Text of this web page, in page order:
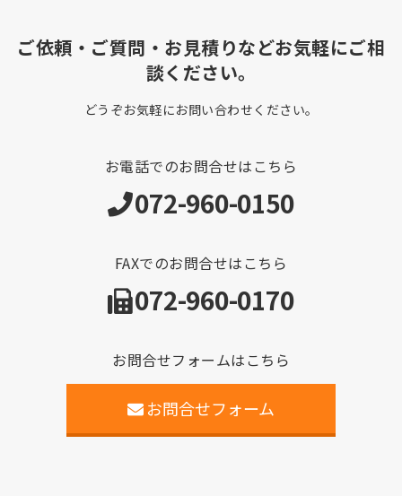
ご依頼・ご質問・お見積りなどお気軽にご相
談ください。
どうぞお気軽にお問い合わせください。
お電話でのお問合せはこちら
072-960-0150
FAXでのお問合せはこちら
072-960-0170
お問合せフォームはこちら
お問合せフォーム